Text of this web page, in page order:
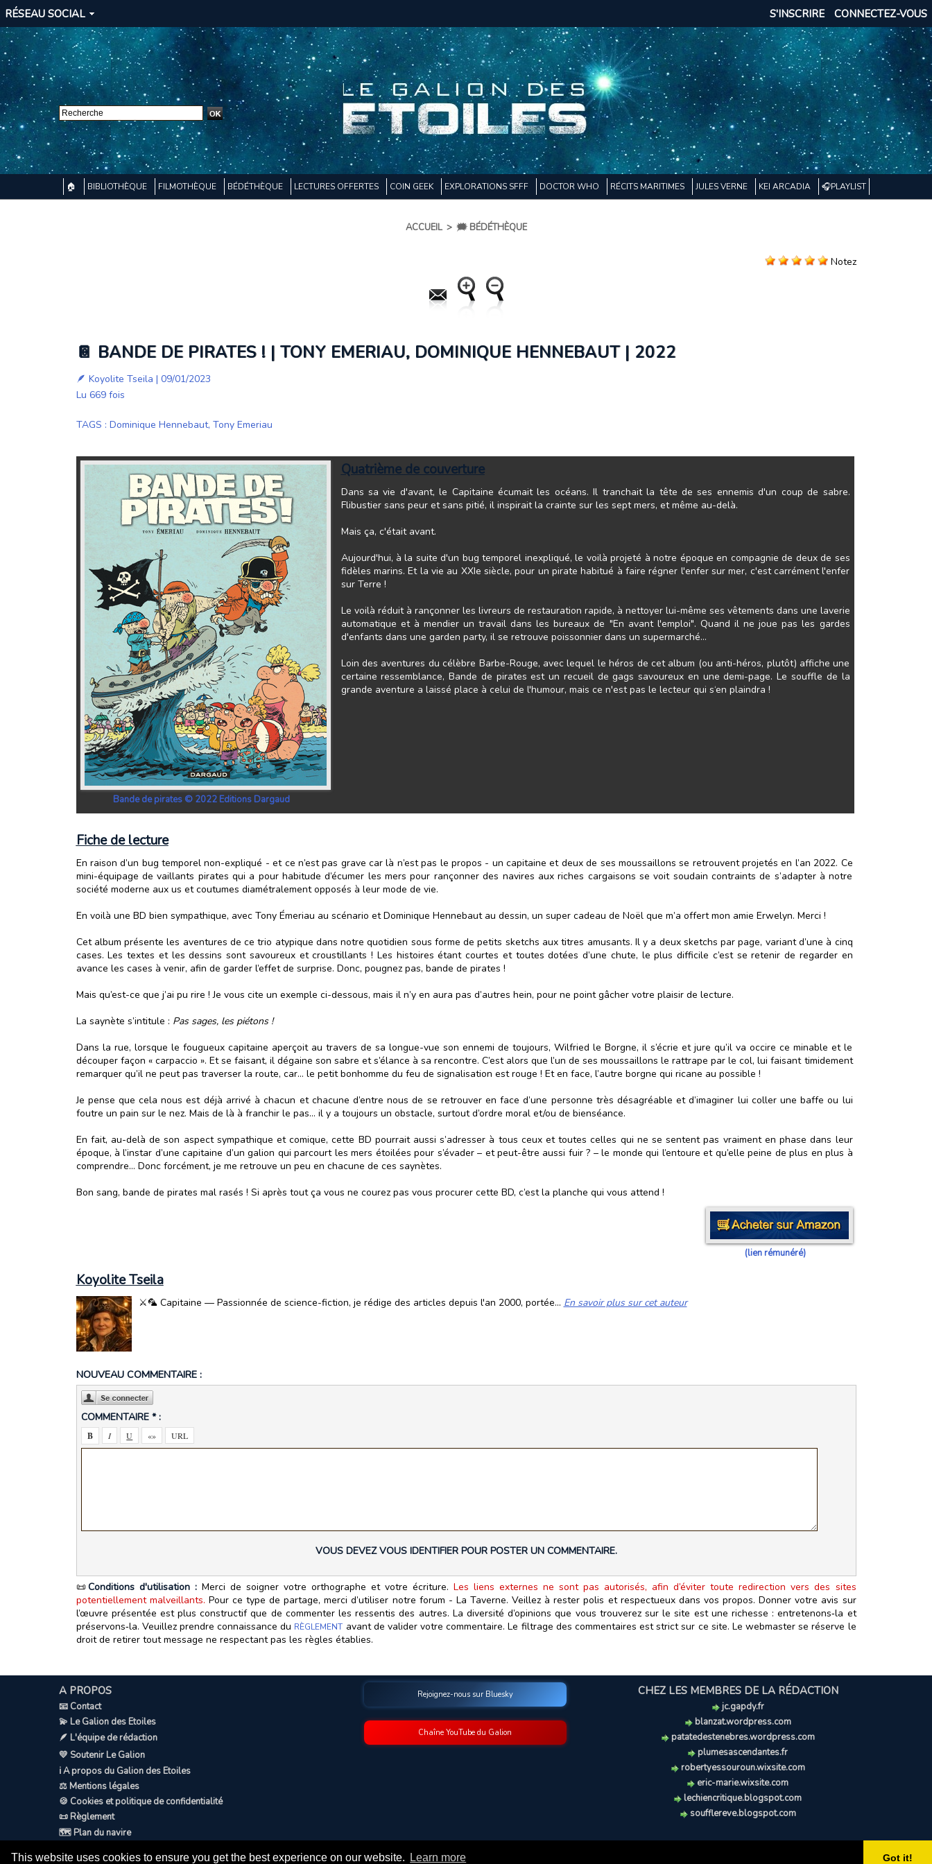
This website uses cookies to ensure you get the best experience on our website. Learn more Got it!
RÉSEAU SOCIAL CONNECTEZ-VOUS
S'INSCRIRE
🏠 BIBLIOTHÈQUE FILMOTHÈQUE BÉDÉTHÈQUE LECTURES OFFERTES COIN GEEK EXPLORATIONS SFFF DOCTOR WHO RÉCITS MARITIMES JULES VERNE KEI ARCADIA 🎧PLAYLIST
ACCUEIL > 🗯️ BÉDÉTHÈQUE
Notez
📔 BANDE DE PIRATES ! | TONY EMERIAU, DOMINIQUE HENNEBAUT | 2022
🪶 Koyolite Tseila | 09/01/2023
Lu 669 fois
TAGS : Dominique Hennebaut, Tony Emeriau
Bande de pirates © 2022 Editions Dargaud
Quatrième de couverture
Dans sa vie d'avant, le Capitaine écumait les océans. Il tranchait la tête de ses ennemis d'un coup de sabre.
Flibustier sans peur et sans pitié, il inspirait la crainte sur les sept mers, et même au-delà.
Mais ça, c'était avant.
Aujourd'hui, à la suite d'un bug temporel inexpliqué, le voilà projeté à notre époque en compagnie de deux de ses
fidèles marins. Et la vie au XXIe siècle, pour un pirate habitué à faire régner l'enfer sur mer, c'est carrément l'enfer
sur Terre !
Le voilà réduit à rançonner les livreurs de restauration rapide, à nettoyer lui-même ses vêtements dans une laverie
automatique et à mendier un travail dans les bureaux de "En avant l'emploi". Quand il ne joue pas les gardes
d'enfants dans une garden party, il se retrouve poissonnier dans un supermarché...
Loin des aventures du célèbre Barbe-Rouge, avec lequel le héros de cet album (ou anti-héros, plutôt) affiche une
certaine ressemblance, Bande de pirates est un recueil de gags savoureux en une demi-page. Le souffle de la
grande aventure a laissé place à celui de l'humour, mais ce n'est pas le lecteur qui s‘en plaindra !
Fiche de lecture
En raison d’un bug temporel non-expliqué - et ce n’est pas grave car là n’est pas le propos - un capitaine et deux de ses moussaillons se retrouvent projetés en l’an 2022. Ce
mini-équipage de vaillants pirates qui a pour habitude d’écumer les mers pour rançonner des navires aux riches cargaisons se voit soudain contraints de s’adapter à notre
société moderne aux us et coutumes diamétralement opposés à leur mode de vie.
En voilà une BD bien sympathique, avec Tony Émeriau au scénario et Dominique Hennebaut au dessin, un super cadeau de Noël que m’a offert mon amie Erwelyn. Merci !
Cet album présente les aventures de ce trio atypique dans notre quotidien sous forme de petits sketchs aux titres amusants. Il y a deux sketchs par page, variant d’une à cinq
cases. Les textes et les dessins sont savoureux et croustillants ! Les histoires étant courtes et toutes dotées d’une chute, le plus difficile c’est se retenir de regarder en
avance les cases à venir, afin de garder l’effet de surprise. Donc, pougnez pas, bande de pirates !
Mais qu’est-ce que j’ai pu rire ! Je vous cite un exemple ci-dessous, mais il n’y en aura pas d’autres hein, pour ne point gâcher votre plaisir de lecture.
La saynète s’intitule : Pas sages, les piétons !
Dans la rue, lorsque le fougueux capitaine aperçoit au travers de sa longue-vue son ennemi de toujours, Wilfried le Borgne, il s’écrie et jure qu’il va occire ce minable et le
découper façon « carpaccio ». Et se faisant, il dégaine son sabre et s’élance à sa rencontre. C’est alors que l’un de ses moussaillons le rattrape par le col, lui faisant timidement
remarquer qu’il ne peut pas traverser la route, car… le petit bonhomme du feu de signalisation est rouge ! Et en face, l’autre borgne qui ricane au possible !
Je pense que cela nous est déjà arrivé à chacun et chacune d’entre nous de se retrouver en face d’une personne très désagréable et d’imaginer lui coller une baffe ou lui
foutre un pain sur le nez. Mais de là à franchir le pas… il y a toujours un obstacle, surtout d’ordre moral et/ou de bienséance.
En fait, au-delà de son aspect sympathique et comique, cette BD pourrait aussi s’adresser à tous ceux et toutes celles qui ne se sentent pas vraiment en phase dans leur
époque, à l’instar d’une capitaine d’un galion qui parcourt les mers étoilées pour s’évader – et peut-être aussi fuir ? – le monde qui l’entoure et qu’elle peine de plus en plus à
comprendre… Donc forcément, je me retrouve un peu en chacune de ces saynètes.
Bon sang, bande de pirates mal rasés ! Si après tout ça vous ne courez pas vous procurer cette BD, c’est la planche qui vous attend !
(lien rémunéré)
Koyolite Tseila
⚔️🦜 Capitaine — Passionnée de science-fiction, je rédige des articles depuis l'an 2000, portée... En savoir plus sur cet auteur
NOUVEAU COMMENTAIRE :
COMMENTAIRE * :
VOUS DEVEZ VOUS IDENTIFIER POUR POSTER UN COMMENTAIRE.
📜Conditions d'utilisation :Merci de soigner votre orthographe et votre écriture.Les liens externes ne sont pas autorisés, afin d’éviter toute redirection vers des sites
potentiellement malveillants. Pour ce type de partage, merci d’utiliser notre forum - La Taverne. Veillez à rester polis et respectueux dans vos propos. Donner votre avis sur
l’œuvre présentée est plus constructif que de commenter les ressentis des autres. La diversité d’opinions que vous trouverez sur le site est une richesse : entretenons‑la et
préservons‑la. Veuillez prendre connaissance du RÈGLEMENT avant de valider votre commentaire. Le filtrage des commentaires est strict sur ce site. Le webmaster se réserve le
droit de retirer tout message ne respectant pas les règles établies.
A PROPOS
📧 Contact
💫 Le Galion des Etoiles
🪶 L'équipe de rédaction
💛 Soutenir Le Galion
ℹ️ A propos du Galion des Etoiles
⚖️ Mentions légales
🍪 Cookies et politique de confidentialité
📜 Règlement
🗺️ Plan du navire
Rejoignez-nous sur Bluesky
Chaîne YouTube du Galion
CHEZ LES MEMBRES DE LA RÉDACTION
jc.gapdy.fr
blanzat.wordpress.com
patatedestenebres.wordpress.com
plumesascendantes.fr
robertyessouroun.wixsite.com
eric-marie.wixsite.com
lechiencritique.blogspot.com
soufflereve.blogspot.com
© 2009-2026 Le Galion des Etoiles. Tous droits réservés.